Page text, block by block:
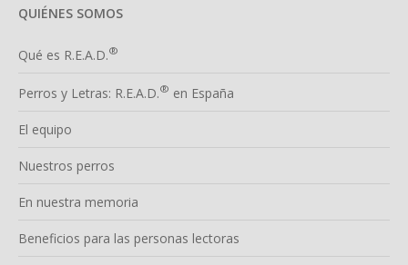
QUIÉNES SOMOS
Qué es R.E.A.D.®
Perros y Letras: R.E.A.D.® en España
El equipo
Nuestros perros
En nuestra memoria
Beneficios para las personas lectoras